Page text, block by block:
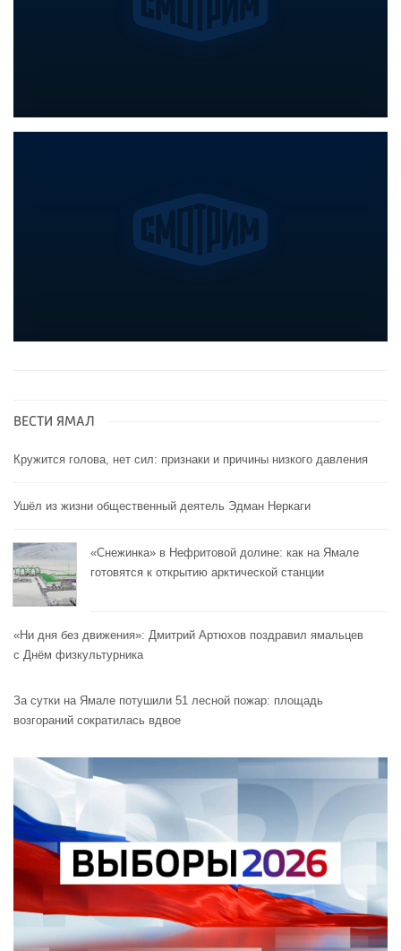
ВЕСТИ ЯМАЛ
Кружится голова, нет сил: признаки и причины низкого давления
Ушёл из жизни общественный деятель Эдман Неркаги
«Снежинка» в Нефритовой долине: как на Ямале
готовятся к открытию арктической станции
«Ни дня без движения»: Дмитрий Артюхов поздравил ямальцев
с Днём физкультурника
За сутки на Ямале потушили 51 лесной пожар: площадь
возгораний сократилась вдвое